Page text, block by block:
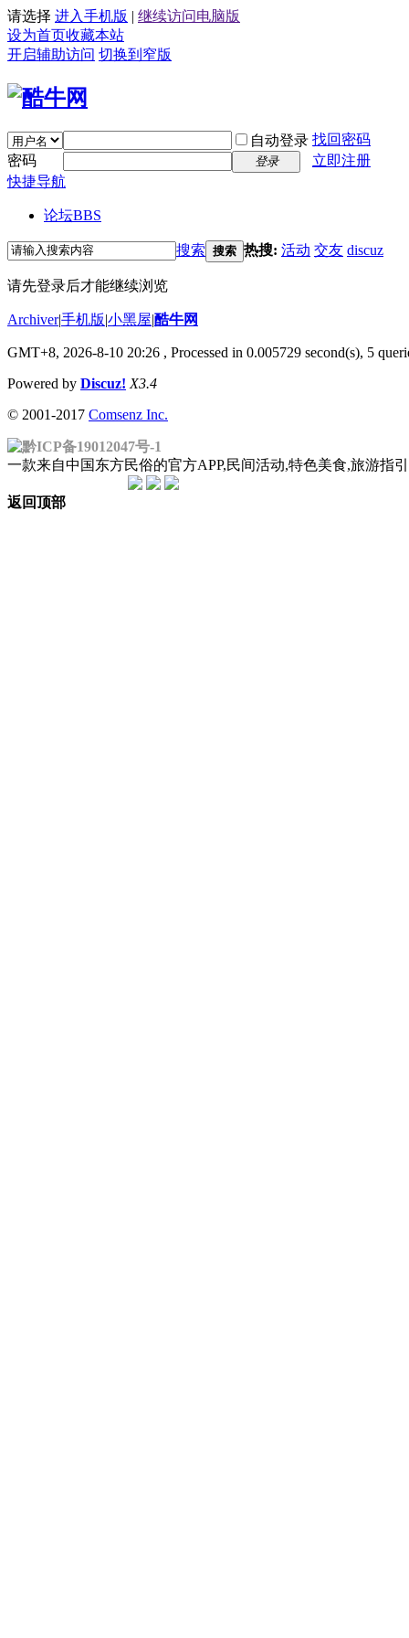
请选择 进入手机版 | 继续访问电脑版
设为首页收藏本站
开启辅助访问 切换到窄版
自动登录 找回密码
密码
登录
立即注册
快捷导航
论坛BBS
搜索 搜索 热搜: 活动 交友 discuz
请先登录后才能继续浏览
Archiver|手机版|小黑屋|酷牛网
GMT+8, 2026-8-10 20:26 , Processed in 0.005729 second(s), 5
Powered by Discuz! X3.4
© 2001-2017 Comsenz Inc.
黔ICP备19012047号-1
一款来自中国东方民俗的官方APP,民间活动,特色美食,旅游
返回顶部